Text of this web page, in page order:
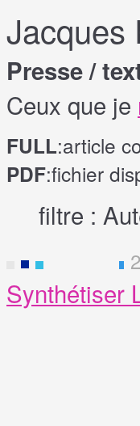
Jacques
Presse /
Ceux que je
FULL:article
PDF:fichier
filtre :
F
Synthétiser